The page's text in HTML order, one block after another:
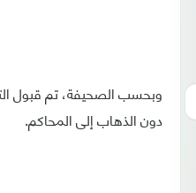
وبحسب الصحيفة، تم قبول
دون الذهاب إلى المحاكم.